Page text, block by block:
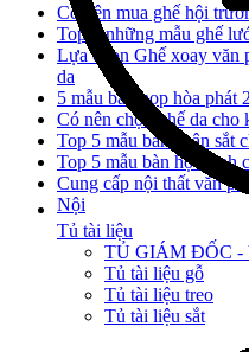
Có nên mua ghế hội
Top 5 những mẫu ghế
Lựa chọn Ghế xoay văn
da
5 mẫu bàn họp hòa phát
Có nên chọn ghế da cho
Top 5 mẫu bàn chân sắt
Top 5 mẫu bàn học sinh
Cung cấp nội thất văn
Nội
Tủ tài liệu
TỦ GIÁM ĐỐC -
Tủ tài liệu gỗ
Tủ tài liệu treo
Tủ tài liệu sắt